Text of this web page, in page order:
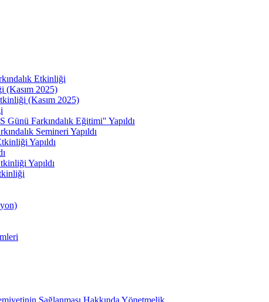
Etkinliği
(Kasım 2025)
(Kasım 2025)
Farkındalık Eğitimi" Yapıldı
Semineri Yapıldı
Yapıldı
Yapıldı
Sağlanması Hakkında Yönetmelik